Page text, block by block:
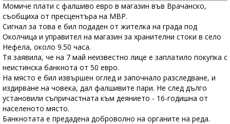
Момиче плати с фалшиво евро в магазин във Врачанско,
съобщиха от пресцентъра на МВР.
Сигнал за това е бил подаден от жителка на града под
Околчица и управител на магазин за хранителни стоки в село
Нефела, около 9.50 часа.
Тя заявила, че на 7 май неизвестно лице е заплатило покупка с
неистинска банкнота от 50 евро.
На място е бил извършен оглед и започнало разследване, и
издирване на човека, дал фалшивите пари. Не след дълго
установили съпричастната към деянието - 16-годишна от
населеното място.
Банкнотата е предадена доброволно на органите на реда.